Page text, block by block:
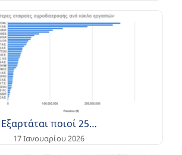
Εξαρτάται ποιοί 25…
17 Ιανουαρίου 2026